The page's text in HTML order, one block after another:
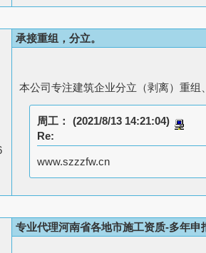
承接重组，分立。
本公司专注建筑企业分立（剥离）重
周工：
(2021/8/13 14:21:04)
Re:
www.szzzfw.cn
专业代理河南省各地市施工资质-多年申